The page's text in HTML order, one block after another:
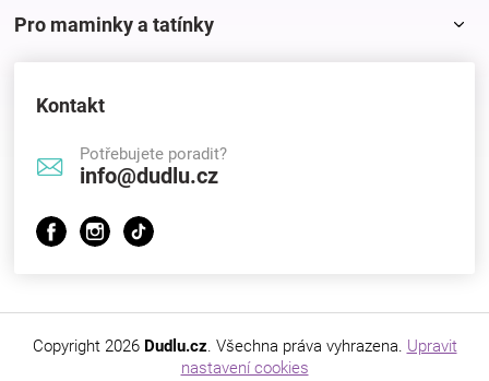
Pro maminky a tatínky
Kontakt
Potřebujete poradit?
info@dudlu.cz
Copyright 2026 Dudlu.cz. Všechna práva vyhrazena. Upravit
nastavení cookies